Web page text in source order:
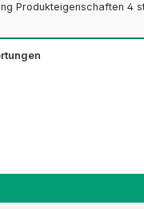
Produkteigenschaften 4